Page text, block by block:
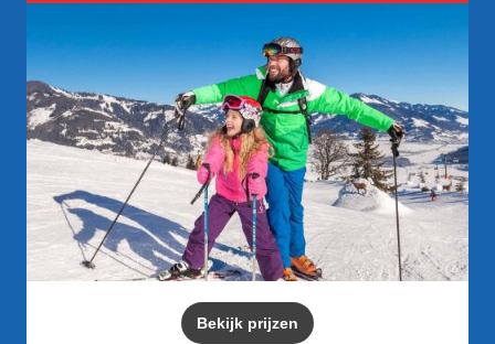
Bekijk prijzen